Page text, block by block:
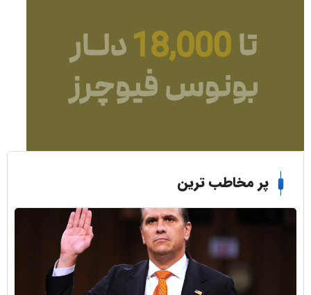
پر مخاطب ترین